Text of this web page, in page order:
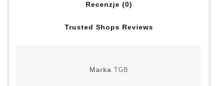
Recenzje (0)
Trusted Shops Reviews
Marka TGB